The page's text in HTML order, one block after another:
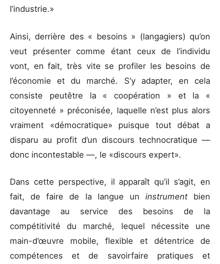
l’industrie.»
Ainsi, derrière des « besoins » (langagiers) qu’on
veut présenter comme étant ceux de l’individu
vont, en fait, très vite se profiler les besoins de
l’économie et du marché. S’y adapter, en cela
consiste peutêtre la « coopération » et la «
citoyenneté » préconisée, laquelle n’est plus alors
vraiment «démocratique» puisque tout débat a
disparu au profit d’un discours technocratique —
donc incontestable —, le «discours expert».
Dans cette perspective, il apparaît qu’il s’agit, en
fait, de faire de la langue un instrument bien
davantage au service des besoins de la
compétitivité du marché, lequel nécessite une
main-d’œuvre mobile, flexible et détentrice de
compétences et de savoirfaire pratiques et